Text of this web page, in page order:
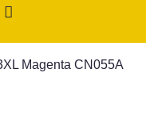
Magenta CN055A